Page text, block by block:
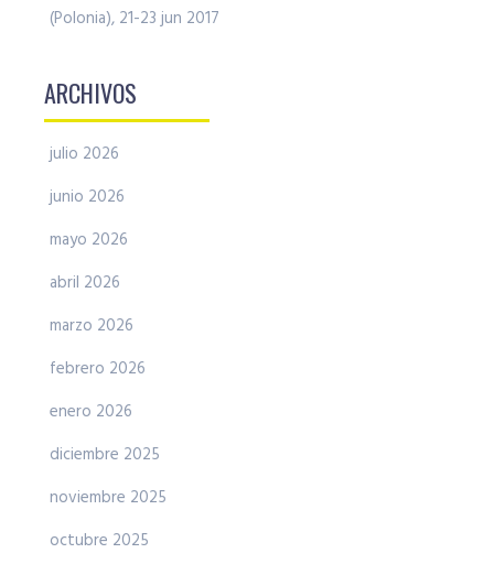
(Polonia), 21-23 jun 2017
ARCHIVOS
julio 2026
junio 2026
mayo 2026
abril 2026
marzo 2026
febrero 2026
enero 2026
diciembre 2025
noviembre 2025
octubre 2025